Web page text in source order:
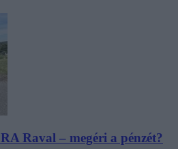
Raval – megéri a pénzét?